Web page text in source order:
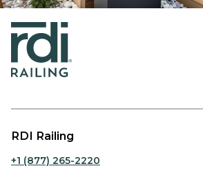
RDI Railing
+1 (877) 265-2220